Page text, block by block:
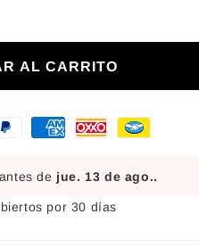
AL CARRITO
de jue. 13 de ago..
por 30 días